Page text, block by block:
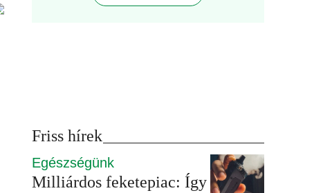
Friss hírek
Egészségünk
Milliárdos feketepiac: Így